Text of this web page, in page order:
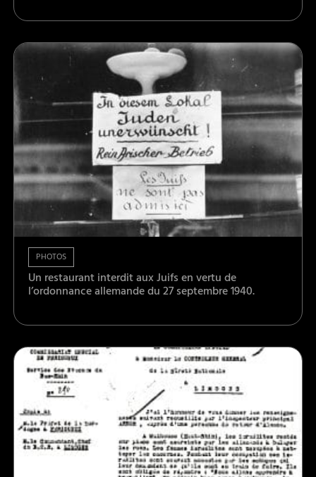
PHOTOS
Un restaurant interdit aux Juifs en vertu de
l’ordonnance allemande du 27 septembre 1940.